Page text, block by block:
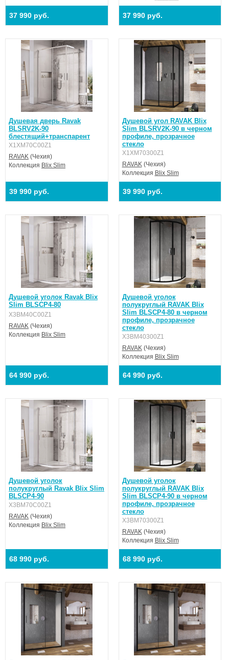
37 990 руб. 37 990 руб.
Душевая дверь Ravak
BLSRV2K-90
блестящий+транспарент
X1XM70C00Z1
RAVAK (Чехия)
Коллекция Blix Slim
39 990 руб.
Душевой угол RAVAK Blix
Slim BLSRV2K-90 в черном
профиле, прозрачное
стекло
X1XM70300Z1
RAVAK(Чехия)
Коллекция Blix Slim
39 990 руб.
Душевой уголок Ravak Blix
Slim BLSCP4-80
X3BM40C00Z1
RAVAK (Чехия)
Коллекция Blix Slim
64 990 руб.
Душевой уголок
полукруглый RAVAK Blix
Slim BLSCP4-80 в черном
профиле, прозрачное
стекло
X3BM40300Z1
RAVAK(Чехия)
Коллекция Blix Slim
64 990 руб.
Душевой уголок
полукруглый Ravak Blix Slim
BLSCP4-90
X3BM70C00Z1
RAVAK (Чехия)
Коллекция Blix Slim
68 990 руб.
Душевой уголок
полукруглый RAVAK Blix
Slim BLSCP4-90 в черном
профиле, прозрачное
стекло
X3BM70300Z1
RAVAK(Чехия)
Коллекция Blix Slim
68 990 руб.